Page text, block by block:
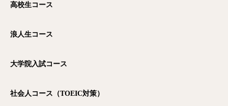
高校生コース
浪人生コース
大学院入試コース
社会人コース（TOEIC対策）